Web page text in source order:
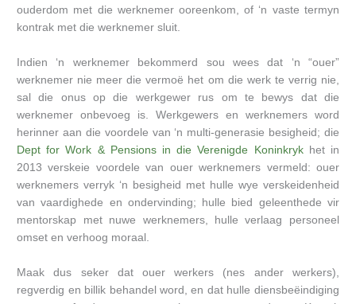
ouderdom met die werknemer ooreenkom, of ‘n vaste termyn
kontrak met die werknemer sluit.
Indien ‘n werknemer bekommerd sou wees dat ‘n “ouer”
werknemer nie meer die vermoë het om die werk te verrig nie,
sal die onus op die werkgewer rus om te bewys dat die
werknemer onbevoeg is. Werkgewers en werknemers word
herinner aan die voordele van ‘n multi-generasie besigheid; die
Dept for Work & Pensions in die Verenigde Koninkrykhet in
2013 verskeie voordele van ouer werknemers vermeld: ouer
werknemers verryk ‘n besigheid met hulle wye verskeidenheid
van vaardighede en ondervinding; hulle bied geleenthede vir
mentorskap met nuwe werknemers, hulle verlaag personeel
omset en verhoog moraal.
Maak dus seker dat ouer werkers (nes ander werkers),
regverdig en billik behandel word, en dat hulle diensbeëindiging